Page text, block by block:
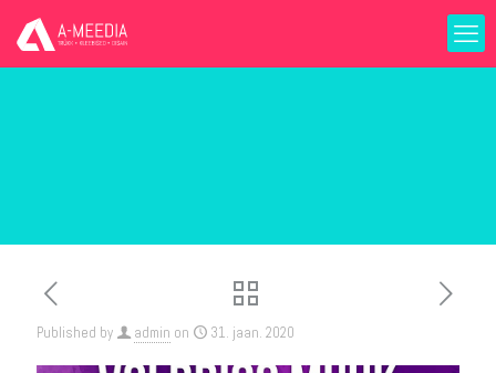
Published by admin on 31. jaan. 2020